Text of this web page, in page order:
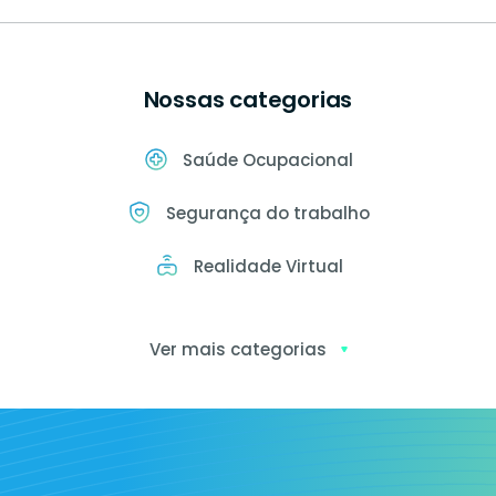
Nossas categorias
Saúde Ocupacional
Segurança do trabalho
Realidade Virtual
Ver mais categorias